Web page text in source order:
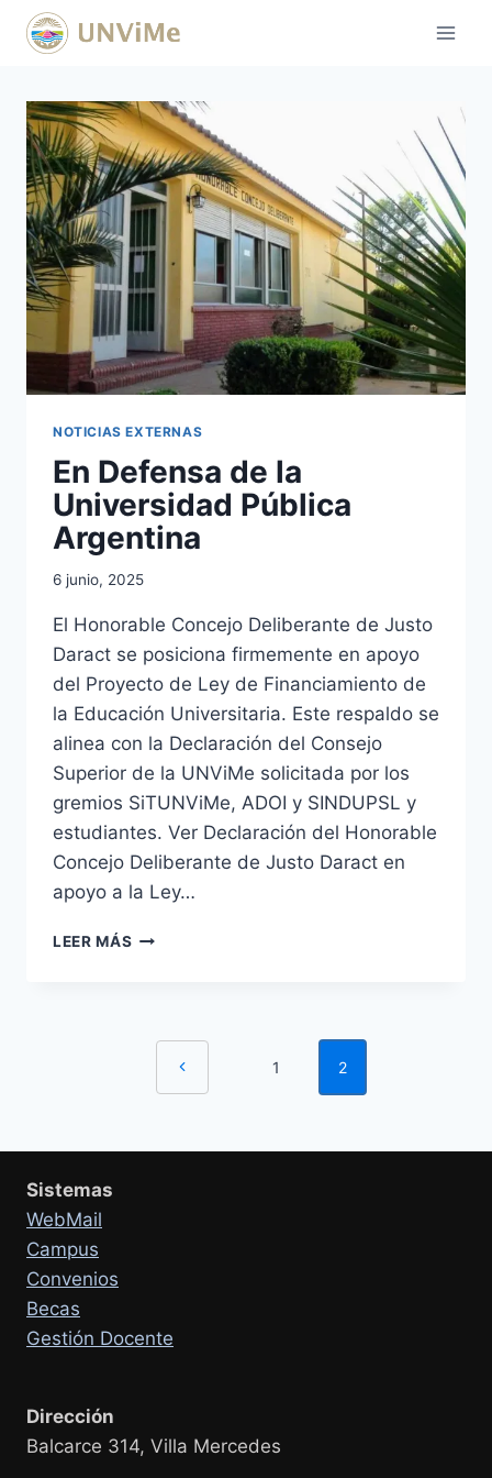
Saltar
NOTICIAS EXTERNAS
En Defensa de la
Universidad Pública
Argentina
6 junio, 2025
El Honorable Concejo Deliberante de Justo
Daract se posiciona firmemente en apoyo
del Proyecto de Ley de Financiamiento de
la Educación Universitaria. Este respaldo se
alinea con la Declaración del Consejo
Superior de la UNViMe solicitada por los
gremios SiTUNViMe, ADOI y SINDUPSL y
estudiantes. Ver Declaración del Honorable
Concejo Deliberante de Justo Daract en
apoyo a la Ley…
LEER MÁS EN
ARGENTINA
Navegación
página
Página
1 2
Sistemas
WebMail
Campus
Convenios
Becas
Gestión Docente
Dirección
Balcarce 314, Villa Mercedes